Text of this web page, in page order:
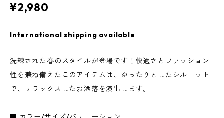
¥2,980
International shipping available
洗練された春のスタイルが登場です！快適さとファッション
性を兼ね備えたこのアイテムは、ゆったりとしたシルエット
で、リラックスしたお洒落を演出します。